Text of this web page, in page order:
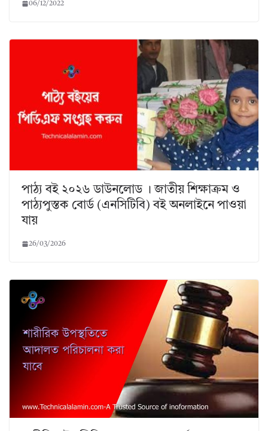
06/12/2022
পাঠ্য বই ২০২৬ ডাউনলোড । জাতীয় শিক্ষাক্রম ও
পাঠ্যপুস্তক বোর্ড (এনসিটিবি) বই অনলাইনে পাওয়া
যায়
26/03/2026